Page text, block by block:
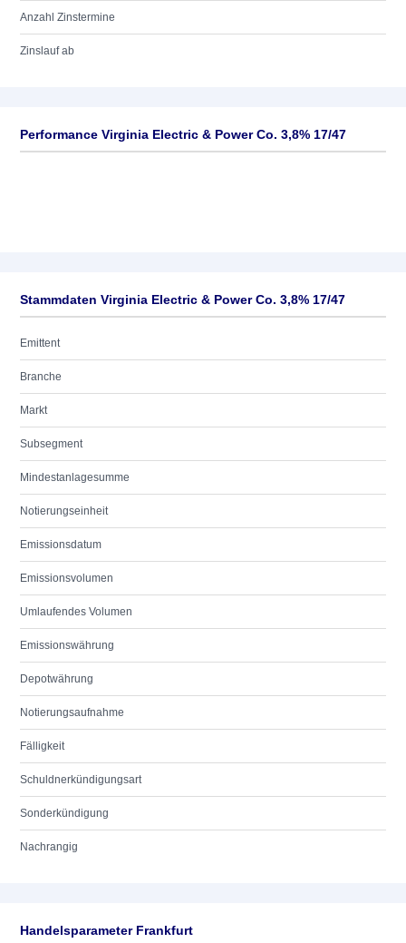
Anzahl Zinstermine
Zinslauf ab
Performance Virginia Electric & Power Co. 3,8% 17/47
Stammdaten Virginia Electric & Power Co. 3,8% 17/47
Emittent
Branche
Markt
Subsegment
Mindestanlagesumme
Notierungseinheit
Emissionsdatum
Emissionsvolumen
Umlaufendes Volumen
Emissionswährung
Depotwährung
Notierungsaufnahme
Fälligkeit
Schuldnerkündigungsart
Sonderkündigung
Nachrangig
Handelsparameter Frankfurt